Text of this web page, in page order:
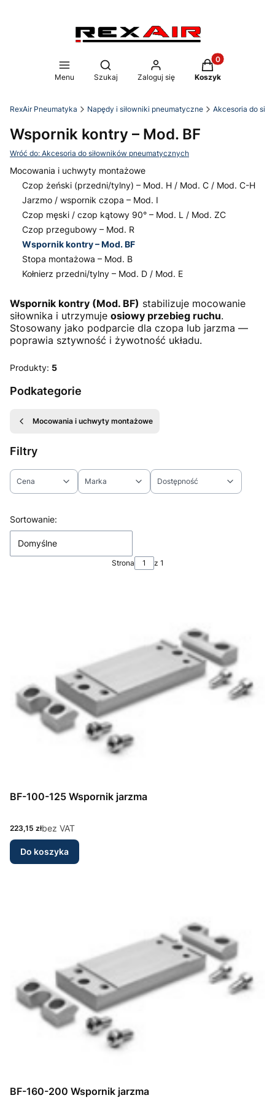
Menu
Otwórz wyszukiwarkę
Szukaj Zaloguj się
Produkty w
Koszyk
RexAir Pneumatyka Napędy i siłowniki pneumatyczne Akcesoria do
Wspornik kontry – Mod. BF
Wróć do: Akcesoria do siłowników pneumatycznych
Mocowania i uchwyty montażowe
Czop żeński (przedni/tylny) – Mod. H / Mod. C / Mod. C-H
Jarzmo / wspornik czopa – Mod. I
Czop męski / czop kątowy 90° – Mod. L / Mod. ZC
Czop przegubowy – Mod. R
Wspornik kontry – Mod. BF
Stopa montażowa – Mod. B
Kołnierz przedni/tylny – Mod. D / Mod. E
Wspornik kontry (Mod. BF) stabilizuje mocowanie
siłownika i utrzymuje osiowy przebieg ruchu.
Stosowany jako podparcie dla czopa lub jarzma —
poprawia sztywność i żywotność układu.
Produkty: 5
Podkategorie
Mocowania i uchwyty montażowe
Filtry
Cena Marka Dostępność
Lista produktów
Sortowanie:
Domyślne
Strona z 1
BF-100-125 Wspornik jarzma
Cena
223,15 złbez VAT
Do koszyka
BF-160-200 Wspornik jarzma